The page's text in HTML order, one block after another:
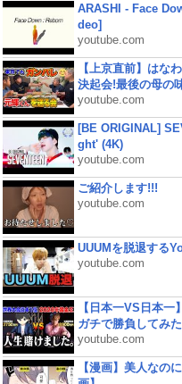
ARASHI - Face
deo]
youtube.com
【上京直前】はな
決起会!最後の母の
youtube.com
[BE ORIGINAL]
ght' (4K)
youtube.com
ご紹介します!!!
youtube.com
UUUMを脱退する
youtube.com
【日本一VS日本
ガチで勝負してみ
youtube.com
【漫画】美人なの